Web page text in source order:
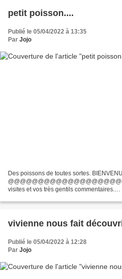
petit poisson....
Publié le 05/04/2022 à 13:35
Par Jojo
Des poissons de toutes sortes.
visites et vos très gentils commentaires.
vacances. En févri...
vivienne nous fait
Publié le 05/04/2022 à 12:28
Par Jojo